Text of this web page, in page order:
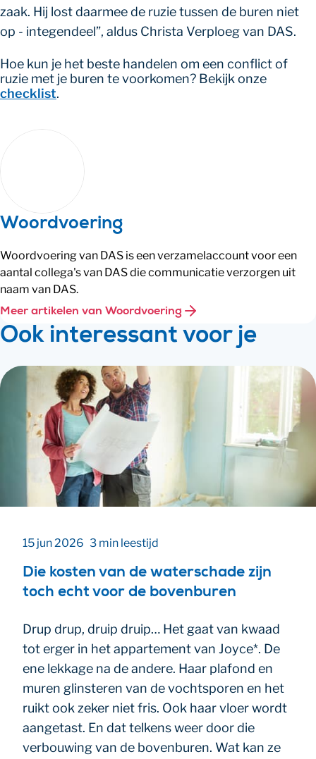
zaak. Hij lost daarmee de ruzie tussen de buren niet
op - integendeel”, aldus Christa Verploeg van DAS.
Hoe kun je het beste handelen om een conflict of
ruzie met je buren te voorkomen? Bekijk onze
checklist.
Woordvoering
Woordvoering van DAS is een verzamelaccount voor een
aantal collega's van DAS die communicatie verzorgen uit
naam van DAS.
Meer artikelen van Woordvoering
Ook interessant voor je
15 jun 2026 3 min leestijd
Die kosten van de waterschade zijn
toch echt voor de bovenburen
Drup drup, druip druip… Het gaat van kwaad
tot erger in het appartement van Joyce*. De
ene lekkage na de andere. Haar plafond en
muren glinsteren van de vochtsporen en het
ruikt ook zeker niet fris. Ook haar vloer wordt
aangetast. En dat telkens weer door die
verbouwing van de bovenburen. Wat kan ze